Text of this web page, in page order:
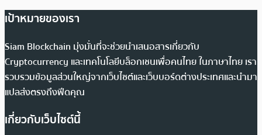
เป้าหมายของเรา
Siam Blockchain มุ่งมั่นที่จะช่วยนำเสนอสารเกี่ยวกับ
Cryptocurrency และเทคโนโลยีบล็อกเชนเพื่อคนไทย ในภาษาไทย เรา
รวบรวมข้อมูลส่วนใหญ่จากเว็บไซต์และเว็บบอร์ดต่างประเทศและนำมา
แปลส่งตรงถึงฟีดคุณ
เกี่ยวกับเว็บไซต์นี้